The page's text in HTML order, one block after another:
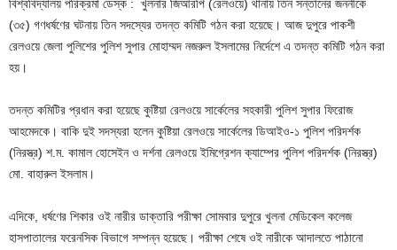
বিশ্ববিদ্যালয় পরিক্রমা ডেস্ক : খুলনার জিআরপি (রেলওয়ে) থানায় তিন সন্তানের জননীকে
(৩৫) গণধর্ষণের ঘটনায় তিন সদস্যের তদন্ত কমিটি গঠন করা হয়েছে। আজ দুপুরে পাকশী
রেলওয়ে জেলা পুলিশের পুলিশ সুপার মোহাম্মদ নজরুল ইসলামের নির্দেশে এ তদন্ত কমিটি গঠন করা
হয়।
তদন্ত কমিটির প্রধান করা হয়েছে কুষ্টিয়া রেলওয়ে সার্কেলের সহকারী পুলিশ সুপার ফিরোজ
আহমেদকে। বাকি দুই সদস্যরা হলেন কুষ্টিয়া রেলওয়ে সার্কেলের ডিআইও-১ পুলিশ পরিদর্শক
(নিরস্ত্র) শ.ম. কামাল হোসেইন ও দর্শনা রেলওয়ে ইমিগ্রেশন ক্যাম্পের পুলিশ পরিদর্শক (নিরস্ত্র)
মো. বাহারুল ইসলাম।
এদিকে, ধর্ষণের শিকার ওই নারীর ডাক্তারি পরীক্ষা সোমবার দুপুরে খুলনা মেডিকেল কলেজ
হাসপাতালের ফরেনসিক বিভাগে সম্পন্ন হয়েছে। পরীক্ষা শেষে ওই নারীকে আদালতে পাঠানো